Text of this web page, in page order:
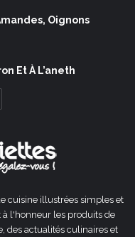
Oignons
Et À L’aneth
cuisine illustrées simples et
à l'honneur les produits de
des actualités culinaires et